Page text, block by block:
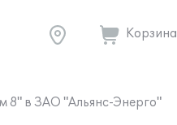
Корзина
8" в ЗАО "Альянс-Энерго"